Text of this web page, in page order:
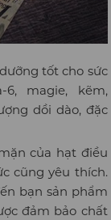
tốt cho sức
6, magie, kẽm,
dồi dào, đặc
của hạt điều
cũng yêu thích.
bạn sản phẩm
đảm bảo chất